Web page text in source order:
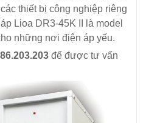
thiết bị công nghiệp riêng
Lioa DR3-45K II là model
những nơi điện áp yếu.
để được tư vấn